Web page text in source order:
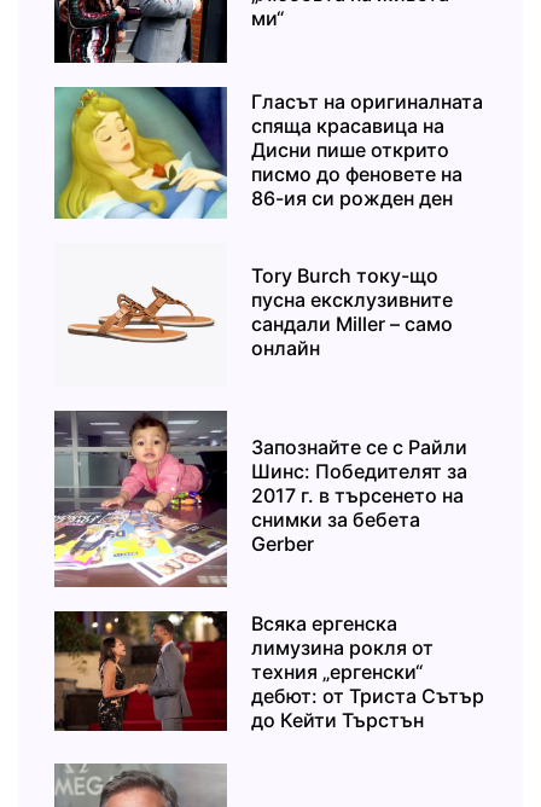
ми“
Гласът на оригиналната
спяща красавица на
Дисни пише открито
писмо до феновете на
86-ия си рожден ден
Tory Burch току-що
пусна ексклузивните
сандали Miller – само
онлайн
Запознайте се с Райли
Шинс: Победителят за
2017 г. в търсенето на
снимки за бебета
Gerber
Всяка ергенска
лимузина рокля от
техния „ергенски“
дебют: от Триста Сътър
до Кейти Търстън